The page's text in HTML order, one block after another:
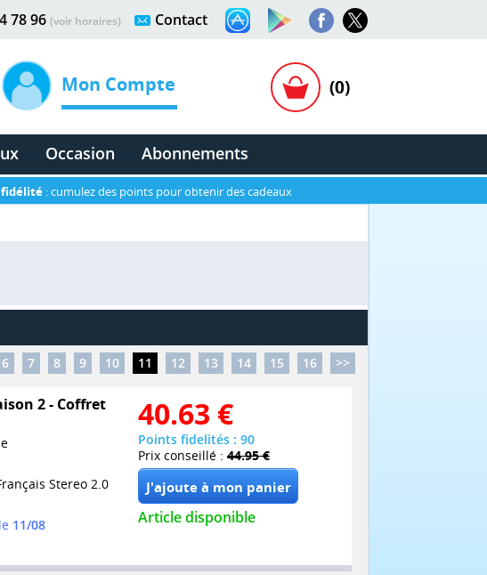
Contact
78 96 (voir horaires)
Mon Compte (0)
Occasion Abonnements
fidélité : cumulez des points pour obtenir des cadeaux
6 7 8 9 10 11 12 13 14 15 16 >>
2 - Coffret
Stereo 2.0
11/08
40.63 €
Points fidelités : 90
Prix conseillé : 44.95 €
Article disponible